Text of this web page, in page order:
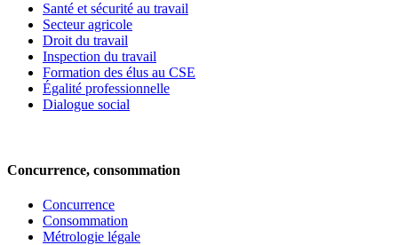
Santé et sécurité au travail
Secteur agricole
Droit du travail
Inspection du travail
Formation des élus au CSE
Égalité professionnelle
Dialogue social
Concurrence, consommation
Concurrence
Consommation
Métrologie légale